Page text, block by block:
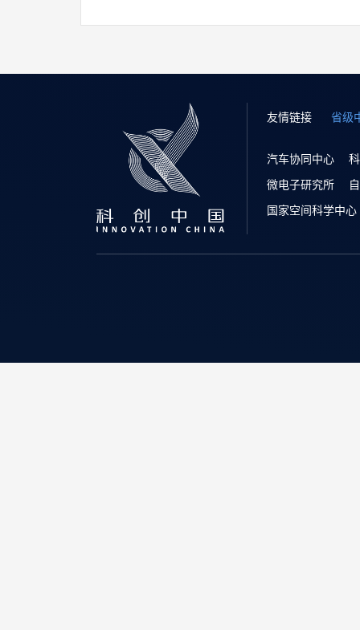
友情链接 省级
汽车协同中心
微电子研究所
国家空间科学中心